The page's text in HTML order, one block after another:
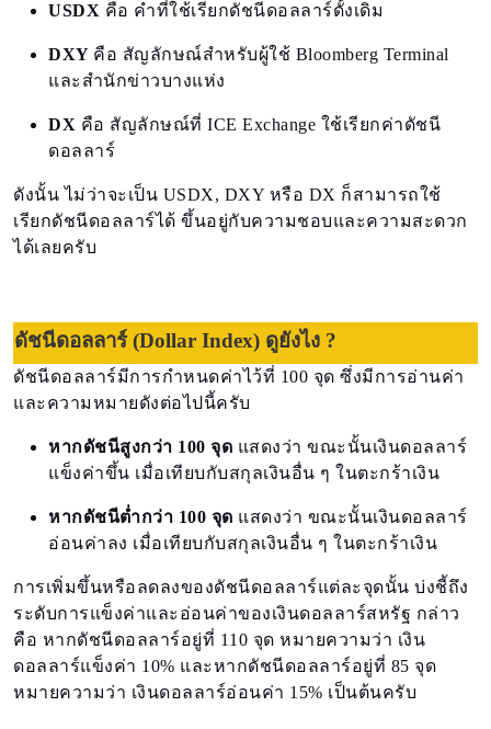
USDX คือ คำที่ใช้เรียกดัชนีดอลลาร์ดั้งเดิม
DXY คือ สัญลักษณ์สำหรับผู้ใช้ Bloomberg Terminal
และสำนักข่าวบางแห่ง
DX คือ สัญลักษณ์ที่ ICE Exchange ใช้เรียกค่าดัชนี
ดอลลาร์
ดังนั้น ไม่ว่าจะเป็น USDX, DXY หรือ DX ก็สามารถใช้
เรียกดัชนีดอลลาร์ได้ ขึ้นอยู่กับความชอบและความสะดวก
ได้เลยครับ
ดัชนีดอลลาร์ (Dollar Index) ดูยังไง ?
ดัชนีดอลลาร์มีการกำหนดค่าไว้ที่ 100 จุด ซึ่งมีการอ่านค่า
และความหมายดังต่อไปนี้ครับ
หากดัชนีสูงกว่า 100 จุด แสดงว่า ขณะนั้นเงินดอลลาร์
แข็งค่าขึ้น เมื่อเทียบกับสกุลเงินอื่น ๆ ในตะกร้าเงิน
หากดัชนีต่ำกว่า 100 จุด แสดงว่า ขณะนั้นเงินดอลลาร์
อ่อนค่าลง เมื่อเทียบกับสกุลเงินอื่น ๆ ในตะกร้าเงิน
การเพิ่มขึ้นหรือลดลงของดัชนีดอลลาร์แต่ละจุดนั้น บ่งชี้ถึง
ระดับการแข็งค่าและอ่อนค่าของเงินดอลลาร์สหรัฐ กล่าว
คือ หากดัชนีดอลลาร์อยู่ที่ 110 จุด หมายความว่า เงิน
ดอลลาร์แข็งค่า 10% และหากดัชนีดอลลาร์อยู่ที่ 85 จุด
หมายความว่า เงินดอลลาร์อ่อนค่า 15% เป็นต้นครับ